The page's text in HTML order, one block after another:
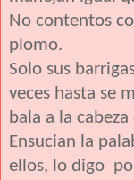
No contentos
plomo.
Solo sus
veces hasta se
bala a la
Ensucian la
ellos, lo digo